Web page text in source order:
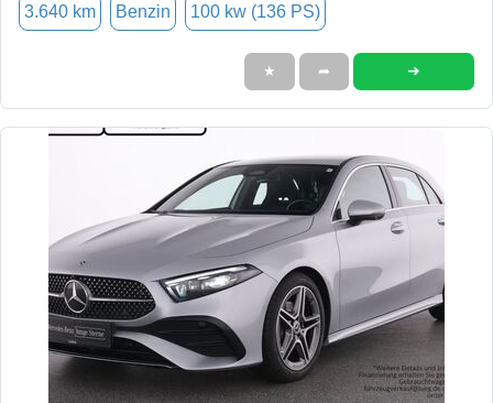
3.640 km Benzin 100 kw (136 PS)
★ ➦ ➜